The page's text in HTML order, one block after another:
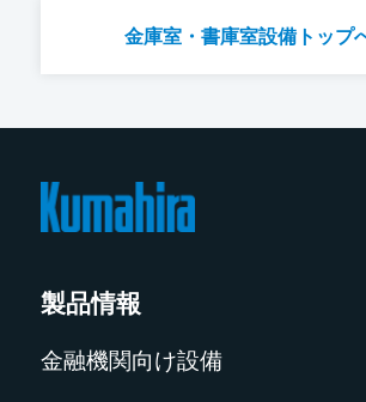
金庫室・書庫室設備トップ
製品情報
金融機関向け設備